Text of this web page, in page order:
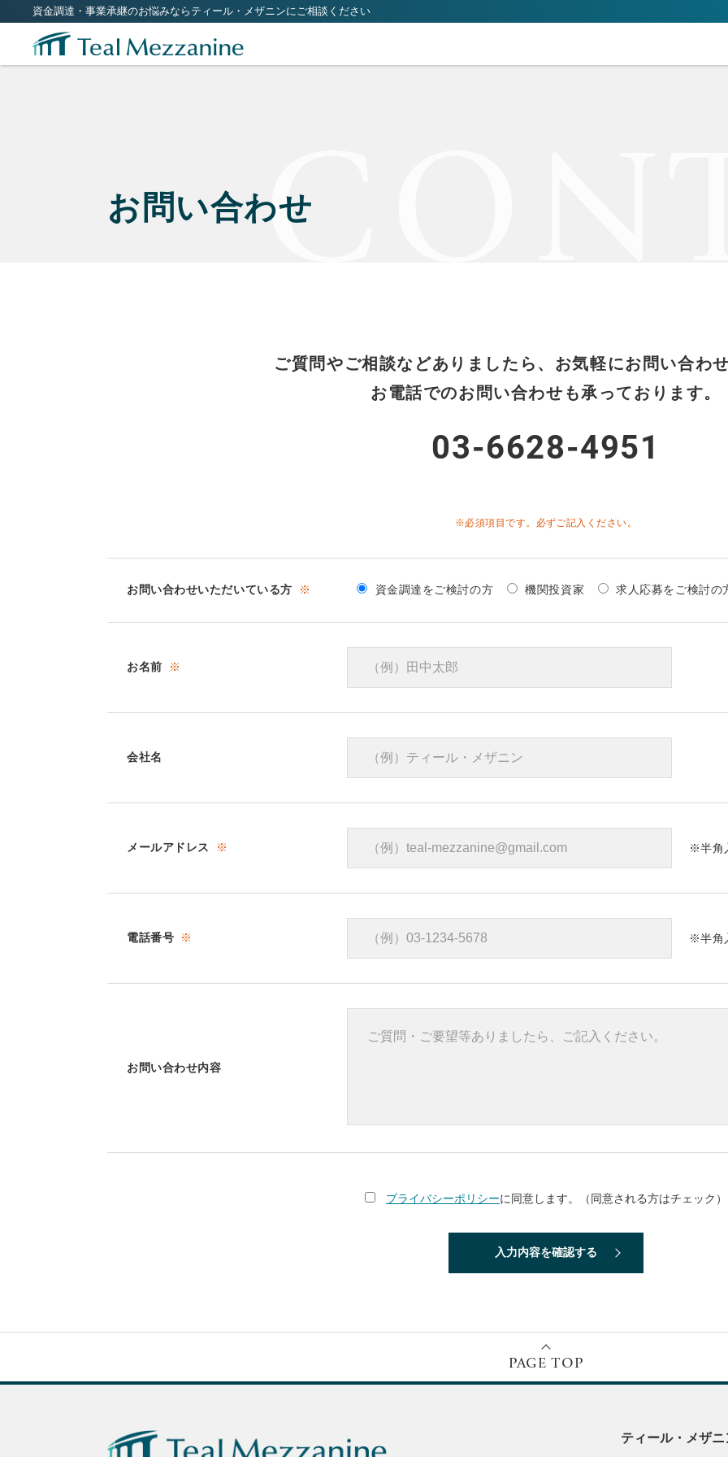
資金調達・事業承継のお悩みならティール・メザニンにご相談ください
お問い合わせ
ご質問やご相談などありましたら、 お気軽にお問い合わ
お電話でのお問い合わせも承っております。
03-6628-4951
※必須項目です。必ずご記入ください。
お問い合わせいただいている方 ※ 資金調達をご検討の方 機関投資家 求人応募をご検討の
お名前 ※
会社名
メールアドレス ※ ※半角
電話番号 ※ ※半角
お問い合わせ内容
プライバシーポリシーに同意します。（同意される方はチェック）
PAGE TOP
ティール・メザ